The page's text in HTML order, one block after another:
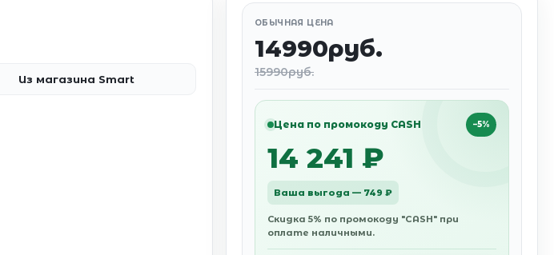
Из магазина Smart
ОБЫЧНАЯ ЦЕНА
14990руб.
15990руб.
Цена по промокоду CASH −5%
14 241 ₽
Ваша выгода — 749 ₽
Скидка 5% по промокоду "CASH" при
оплате наличными.